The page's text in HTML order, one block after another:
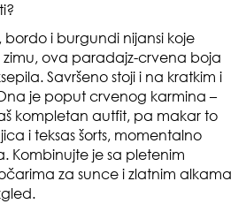
bordo i burgundi nijansi koje
zimu, ova paradajz-crvena boja
Savršeno stoji i na kratkim i
je poput crvenog karmina –
kompletan autfit, pa makar to
i teksas šorts, momentalno
Kombinujte je sa pletenim
za sunce i zlatnim alkama